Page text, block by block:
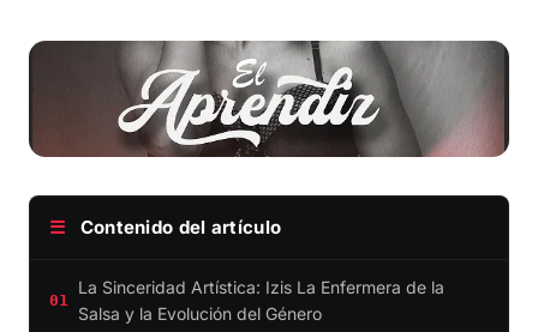
☰ Contenido del artículo
01
La Sinceridad Artística: Izis La Enfermera de la
Salsa y la Evolución del Género